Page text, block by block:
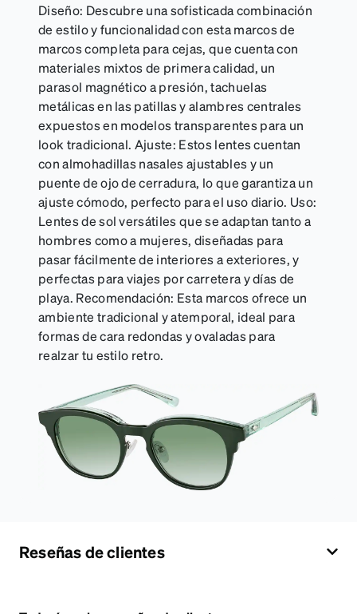
Diseño: Descubre una sofisticada combinación
de estilo y funcionalidad con esta marcos de
marcos completa para cejas, que cuenta con
materiales mixtos de primera calidad, un
parasol magnético a presión, tachuelas
metálicas en las patillas y alambres centrales
expuestos en modelos transparentes para un
look tradicional. Ajuste: Estos lentes cuentan
con almohadillas nasales ajustables y un
puente de ojo de cerradura, lo que garantiza un
ajuste cómodo, perfecto para el uso diario. Uso:
Lentes de sol versátiles que se adaptan tanto a
hombres como a mujeres, diseñadas para
pasar fácilmente de interiores a exteriores, y
perfectas para viajes por carretera y días de
playa. Recomendación: Esta marcos ofrece un
ambiente tradicional y atemporal, ideal para
formas de cara redondas y ovaladas para
realzar tu estilo retro.
Reseñas de clientes